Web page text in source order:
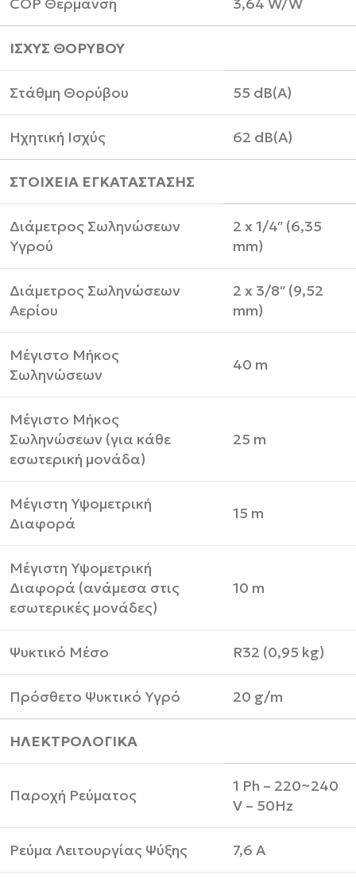
ΙΣΧΥΣ ΘΟΡΥΒΟΥ
Στάθμη Θορύβου 55 dB(A)
Ηχητική Ισχύς 62 dB(A)
ΣΤΟΙΧΕΙΑ ΕΓΚΑΤΑΣΤΑΣΗΣ
Διάμετρος Σωληνώσεων
Υγρού
2 x 1/4″ (6,35
mm)
Διάμετρος Σωληνώσεων
Αερίου
2 x 3/8″ (9,52
mm)
Μέγιστο Μήκος
Σωληνώσεων
40 m
Μέγιστο Μήκος
Σωληνώσεων (για κάθε
εσωτερική μονάδα)
25 m
Μέγιστη Υψομετρική
Διαφορά
15 m
Μέγιστη Υψομετρική
Διαφορά (ανάμεσα στις
εσωτερικές μονάδες)
10 m
Ψυκτικό Μέσο R32 (0,95 kg)
Πρόσθετο Ψυκτικό Υγρό 20 g/m
ΗΛΕΚΤΡΟΛΟΓΙΚΑ
Παροχή Ρεύματος
1 Ph – 220~240
V – 50Hz
Ρεύμα Λειτουργίας Ψύξης 7,6 A